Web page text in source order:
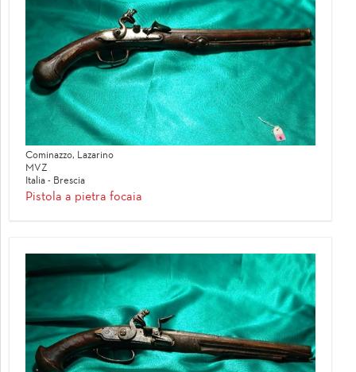
Cominazzo, Lazarino
MVZ
Italia - Brescia
Pistola a pietra focaia